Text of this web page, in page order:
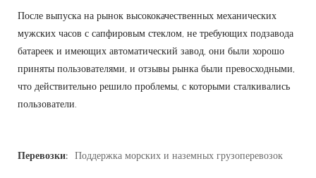
После выпуска на рынок высококачественных механических
мужских часов с сапфировым стеклом, не требующих подзавода
батареек и имеющих автоматический завод, они были хорошо
приняты пользователями, и отзывы рынка были превосходными,
что действительно решило проблемы, с которыми сталкивались
пользователи.
Перевозки: Поддержка морских и наземных грузоперевозок